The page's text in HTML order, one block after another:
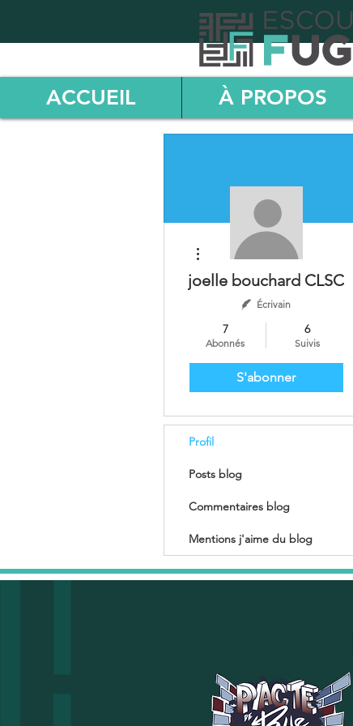
ACCUEIL À PROPOS
joelle bouchard CLSC
Écrivain
7
Abonnés
6
Suivis
S'abonner
Plus d'actions
Profil
Posts blog
Commentaires blog
Mentions j'aime du blog